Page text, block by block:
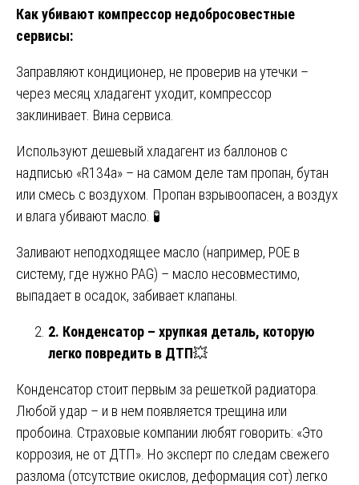
Как убивают компрессор недобросовестные
сервисы:
Заправляют кондиционер, не проверив на утечки –
через месяц хладагент уходит, компрессор
заклинивает. Вина сервиса.
Используют дешевый хладагент из баллонов с
надписью «R134a» – на самом деле там пропан, бутан
или смесь с воздухом. Пропан взрывоопасен, а воздух
и влага убивают масло. 🧪
Заливают неподходящее масло (например, POE в
систему, где нужно PAG) – масло несовместимо,
выпадает в осадок, забивает клапаны.
2. Конденсатор – хрупкая деталь, которую
легко повредить в ДТП💥
Конденсатор стоит первым за решеткой радиатора.
Любой удар – и в нем появляется трещина или
пробоина. Страховые компании любят говорить: «Это
коррозия, не от ДТП». Но эксперт по следам свежего
разлома (отсутствие окислов, деформация сот) легко